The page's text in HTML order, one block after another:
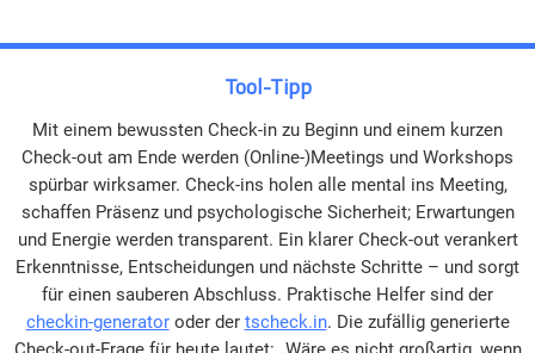
Tool-Tipp
Mit einem bewussten Check-in zu Beginn und einem kurzen
Check-out am Ende werden (Online-)Meetings und Workshops
spürbar wirksamer. Check-ins holen alle mental ins Meeting,
schaffen Präsenz und psychologische Sicherheit; Erwartungen
und Energie werden transparent. Ein klarer Check-out verankert
Erkenntnisse, Entscheidungen und nächste Schritte – und sorgt
für einen sauberen Abschluss. Praktische Helfer sind der
checkin-generatoroder der tscheck.in. Die zufällig generierte